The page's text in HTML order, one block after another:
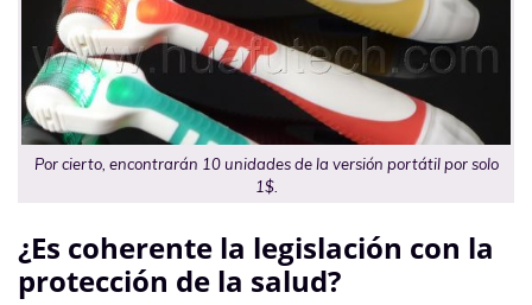
Por cierto, encontrarán 10 unidades de la versión portátil por solo
1$.
¿Es coherente la legislación con la
protección de la salud?